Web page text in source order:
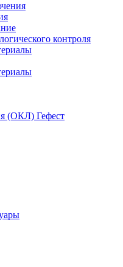
контроля
(ОКЛ) Гефест